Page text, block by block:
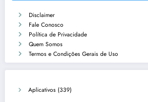
Disclaimer
Fale Conosco
Política de Privacidade
Quem Somos
Termos e Condições Gerais de Uso
Aplicativos (339)